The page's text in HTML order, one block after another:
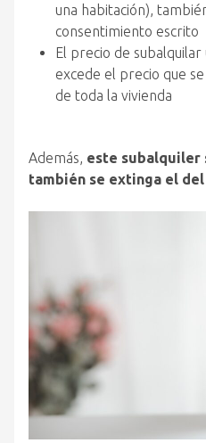
una habitación),
consentimiento escrito
El precio de subalquilar
excede el precio que
de toda la vivienda
Además, este subalquiler
también se extinga el